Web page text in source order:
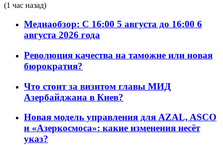
(1 час назад)
Медиаобзор: С 16:00 5 августа до 16:00 6
августа 2026 года
Революция качества на таможне или новая
бюрократия?
Что стоит за визитом главы МИД
Азербайджана в Киев?
Новая модель управления для AZAL, ASCO
и «Азеркосмоса»: какие изменения несёт
указ?